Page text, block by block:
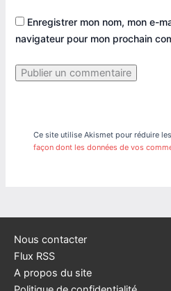
Enregistrer mon nom, mon e-
navigateur pour mon prochain
Ce site utilise Akismet pour réduire
façon dont les données de vos
Nous contacter
Flux RSS
A propos du site